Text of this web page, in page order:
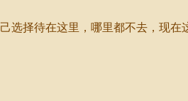
择待在这里，哪里都不去，现